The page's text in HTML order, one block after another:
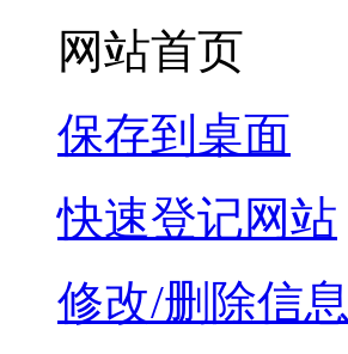
网站首页
保存到桌面
快速登记网站
修改/删除信息